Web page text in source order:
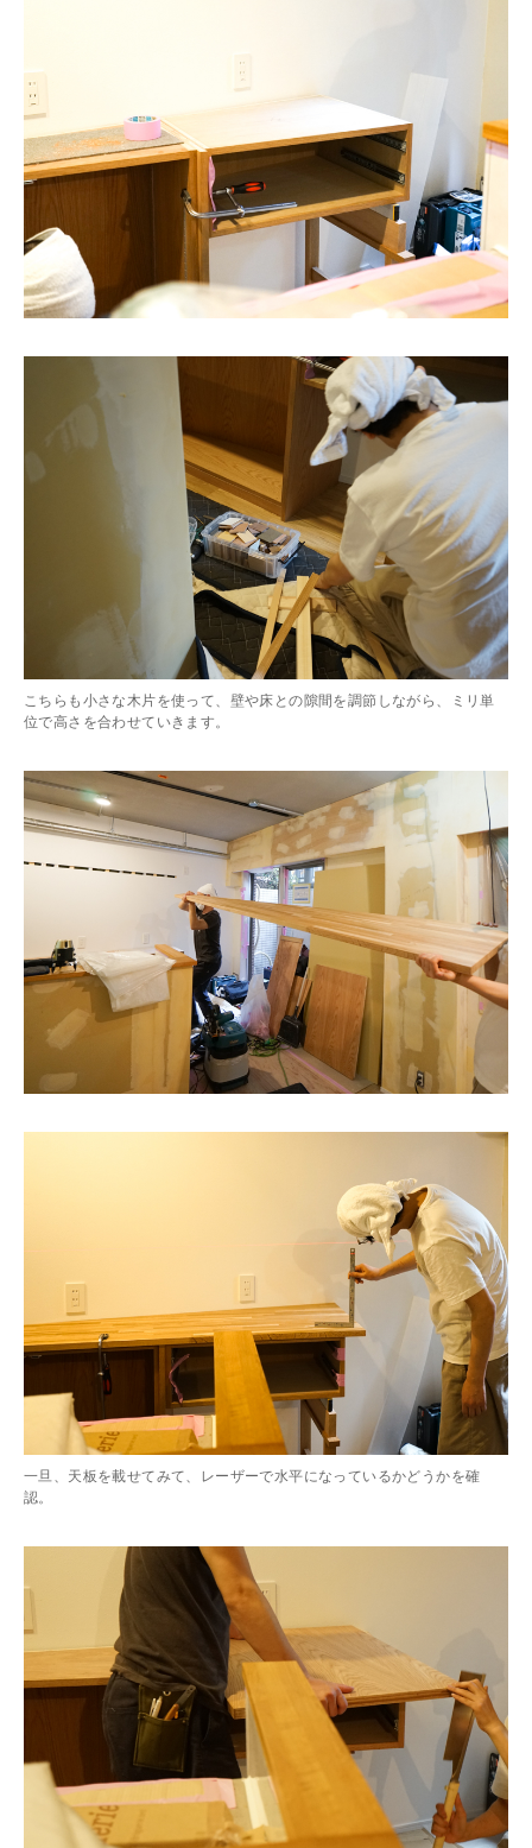
こちらも小さな木片を使って、壁や床との隙間を調節しながら、ミリ単
位で高さを合わせていきます。
一旦、天板を載せてみて、レーザーで水平になっているかどうかを確
認。